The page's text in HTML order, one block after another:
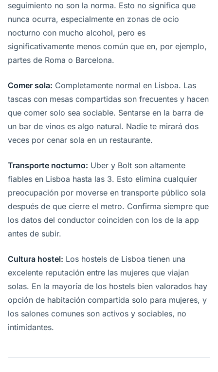
seguimiento no son la norma. Esto no significa que
nunca ocurra, especialmente en zonas de ocio
nocturno con mucho alcohol, pero es
significativamente menos común que en, por ejemplo,
partes de Roma o Barcelona.
Comer sola: Completamente normal en Lisboa. Las
tascas con mesas compartidas son frecuentes y hacen
que comer solo sea sociable. Sentarse en la barra de
un bar de vinos es algo natural. Nadie te mirará dos
veces por cenar sola en un restaurante.
Transporte nocturno: Uber y Bolt son altamente
fiables en Lisboa hasta las 3. Esto elimina cualquier
preocupación por moverse en transporte público sola
después de que cierre el metro. Confirma siempre que
los datos del conductor coinciden con los de la app
antes de subir.
Cultura hostel: Los hostels de Lisboa tienen una
excelente reputación entre las mujeres que viajan
solas. En la mayoría de los hostels bien valorados hay
opción de habitación compartida solo para mujeres, y
los salones comunes son activos y sociables, no
intimidantes.